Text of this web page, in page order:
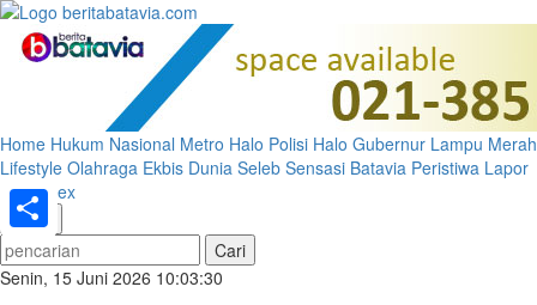
Home Hukum Nasional Metro Halo Polisi Halo Gubernur Lampu Merah
Lifestyle Olahraga Ekbis Dunia Seleb Sensasi Batavia Peristiwa Lapor
Pak Index
«
»
Senin, 15 Juni 2026 10:03:30
Share